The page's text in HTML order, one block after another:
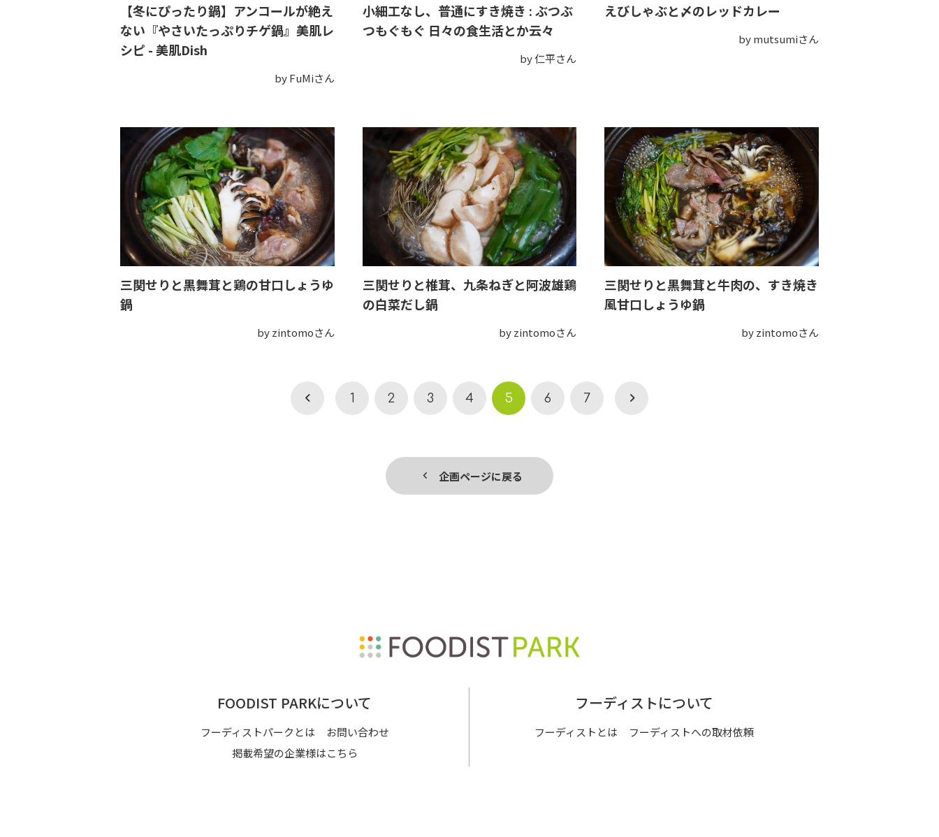
【冬にぴったり鍋】アンコールが絶え
ない『やさいたっぷりチゲ鍋』美肌レ
シピ - 美肌Dish
by FuMiさん
小細工なし、普通にすき焼き : ぶつぶ
つもぐもぐ 日々の食生活とか云々
by 仁平さん
えびしゃぶと〆のレッドカレー
by mutsumiさん
三関せりと黒舞茸と鶏の甘口しょうゆ
鍋
by zintomoさん
三関せりと椎茸、九条ねぎと阿波雄鶏
の白菜だし鍋
by zintomoさん
三関せりと黒舞茸と牛肉の、すき焼き
風甘口しょうゆ鍋
by zintomoさん
1 2 3 4 5 6 7
企画ページに戻る
FOODIST PARKについて
フーディストパークとは
お問い合わせ
掲載希望の企業様はこちら
フーディストについて
フーディストとは フーディストへの取材依頼